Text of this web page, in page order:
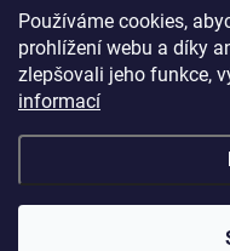
Používáme cookies,
prohlížení webu a díky
zlepšovali jeho funkce,
informací
Vložením e-mailu souhlasíte
Přihlásit se